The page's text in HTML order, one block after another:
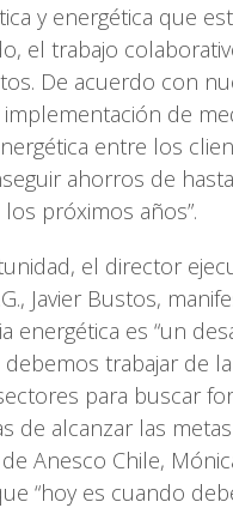
y energética que
el trabajo
De acuerdo con
de
entre los
ahorros de
próximos años”.
el director
Javier Bustos,
energética es “un
trabajar de
para buscar
de alcanzar las
Anesco Chile,
“hoy es cuando